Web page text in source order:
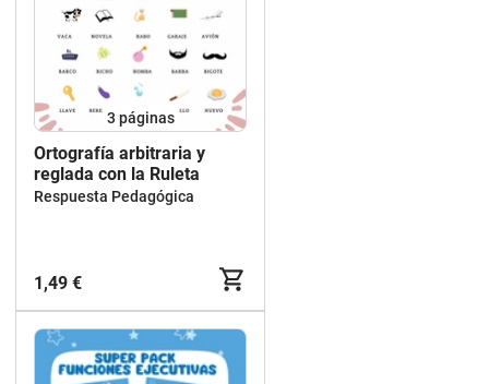
3 páginas
Ortografía arbitraria y
reglada con la Ruleta
Respuesta Pedagógica
1,49 €